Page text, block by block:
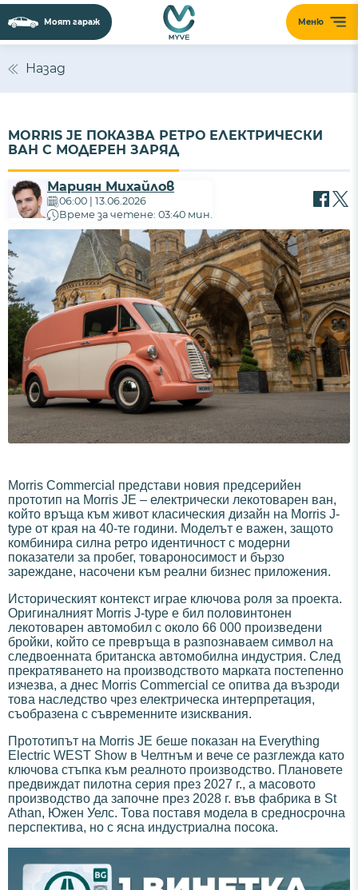
Меню
Моят гараж
Назад
MORRIS JE ПОКАЗВА РЕТРО ЕЛЕКТРИЧЕСКИ
ВАН С МОДЕРЕН ЗАРЯД
Мариян Михайлов
06:00 | 13.06.2026
Време за четене: 03:40 мин.
Morris Commercial представи новия предсерийен
прототип на Morris JE – електрически лекотоварен ван,
който връща към живот класическия дизайн на Morris J-
type от края на 40-те години. Моделът е важен, защото
комбинира силна ретро идентичност с модерни
показатели за пробег, товароносимост и бързо
зареждане, насочени към реални бизнес приложения.
Историческият контекст играе ключова роля за проекта.
Оригиналният Morris J-type е бил половинтонен
лекотоварен автомобил с около 66 000 произведени
бройки, който се превръща в разпознаваем символ на
следвоенната британска автомобилна индустрия. След
прекратяването на производството марката постепенно
изчезва, а днес Morris Commercial се опитва да възроди
това наследство чрез електрическа интерпретация,
съобразена с съвременните изисквания.
Прототипът на Morris JE беше показан на Everything
Electric WEST Show в Челтнъм и вече се разглежда като
ключова стъпка към реалното производство. Плановете
предвиждат пилотна серия през 2027 г., а масовото
производство да започне през 2028 г. във фабрика в St
Athan, Южен Уелс. Това поставя модела в средносрочна
перспектива, но с ясна индустриална посока.